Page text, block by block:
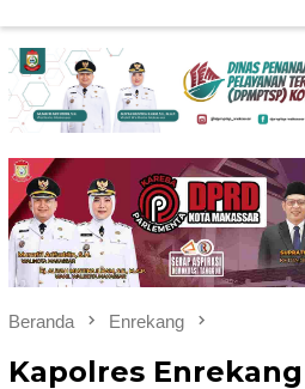
Beranda Enrekang
Kapolres